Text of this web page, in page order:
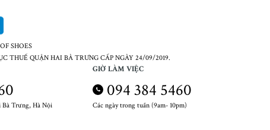
SHOES
THUẾ QUẬN HAI BÀ TRƯNG CẤP NGÀY 24/09/2019.
Trưng, Hà Nội
GIỜ LÀM VIỆC
094 384 5460
Các ngày trong tuần (9am- 10pm)